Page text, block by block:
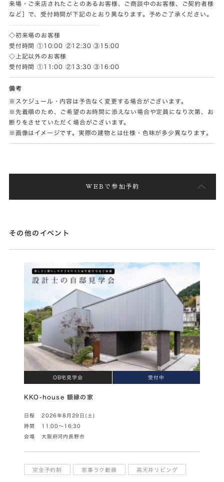
来場・ご来店されたことのあるお客様、ご商談中のお客様、ご契約者様
など］で、受付時間が下記のとおり異なります。予めご了承ください。
--------------------------------------
◇初来場のお客様
受付時間 ①10:00 ②12:30 ③15:00
◇上記以外のお客様
受付時間 ①11:00 ②13:30 ③16:00
備考
※スケジュール・内容は予告なく変更する場合がございます。
※先着順のため、ご希望のお時間に添えない場合や定員になり次第、お
断りをさせていただく場合がございます。
※画像はイメージです。実際の建物とは仕様・色味が多少異なります。
WEBで参加予約
その他のイベント
OB宅見学会 受付中
KKO-house 額縁の家
日程 2026年8月29日(土)
時間 11:00～16:30
会場 大阪府河内長野市
完全予約制 家事ラク動線 高天井リビング